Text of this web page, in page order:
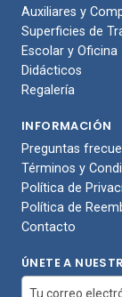
Auxiliares y
Superficies de
Escolar y Oficina
Didácticos
Regalería
INFORMACIÓN
Preguntas
Términos y
Política de
Política de
Contacto
ÚNETE A